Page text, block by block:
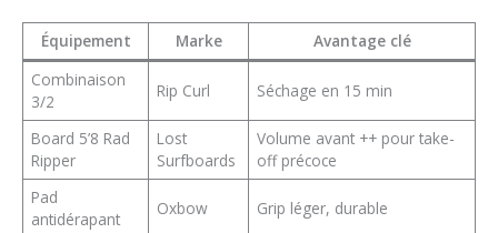
Équipement Marke
Avantage clé
Combinaison
3/2
Rip Curl Séchage en 15 min
Board 5’8 Rad
Ripper
Lost
Surfboards
Volume avant ++ pour take-
off précoce
Pad
antidérapant
Oxbow Grip léger, durable